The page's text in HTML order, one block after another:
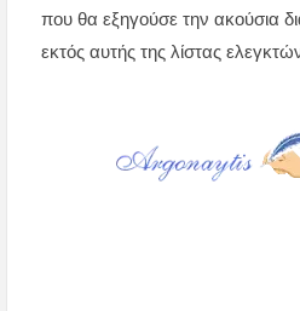
που θα εξηγούσε την ακούσια
εκτός αυτής της λίστας